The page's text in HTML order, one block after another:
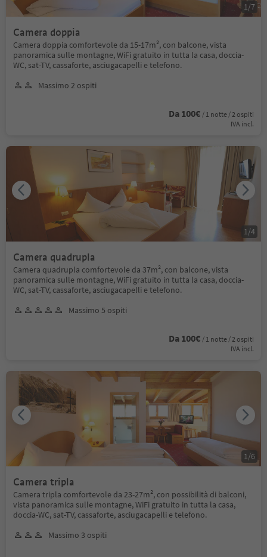
Camera doppia
Camera doppia comfortevole da 15-17m², con balcone, vista
panoramica sulle montagne, WiFi gratuito in tutta la casa, doccia-
WC, sat-TV, cassaforte, asciugacapelli e telefono.
Massimo 2 ospiti
Da 100€ / 1 notte / 2 ospiti
IVA incl.
1 /7
Camera quadrupla
Camera quadrupla comfortevole da 37m², con balcone, vista
panoramica sulle montagne, WiFi gratuito in tutta la casa, doccia-
WC, sat-TV, cassaforte, asciugacapelli e telefono.
Massimo 5 ospiti
Da 100€ / 1 notte / 2 ospiti
IVA incl.
1 /4
Camera tripla
Camera tripla comfortevole da 23-27m², con possibilità di balconi,
vista panoramica sulle montagne, WiFi gratuito in tutta la casa,
doccia-WC, sat-TV, cassaforte, asciugacapelli e telefono.
Massimo 3 ospiti
1 /6